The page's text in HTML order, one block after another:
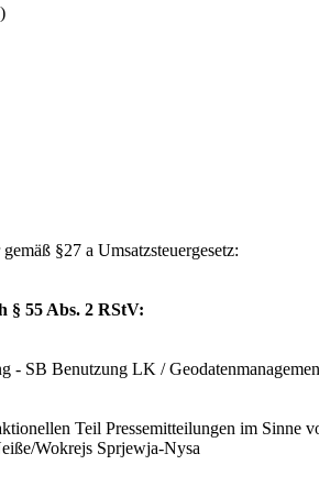
§27 a Umsatzsteuergesetz:
§ 55 Abs. 2 RStV:
- SB Benutzung LK /
Teil Pressemitteilungen im Sinne
Wokrejs Sprjewja-Nysa